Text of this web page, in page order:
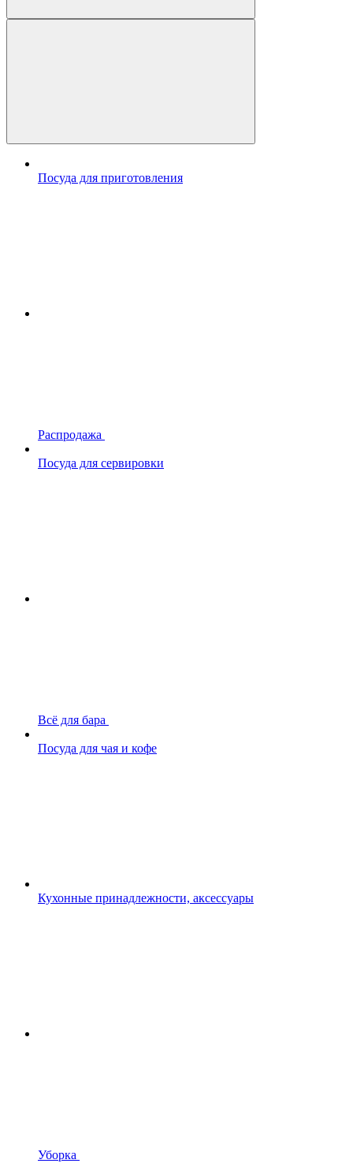
Посуда для приготовления
Распродажа
Посуда для сервировки
Всё для бара
Посуда для чая и кофе
Кухонные принадлежности, аксессуары
Уборка